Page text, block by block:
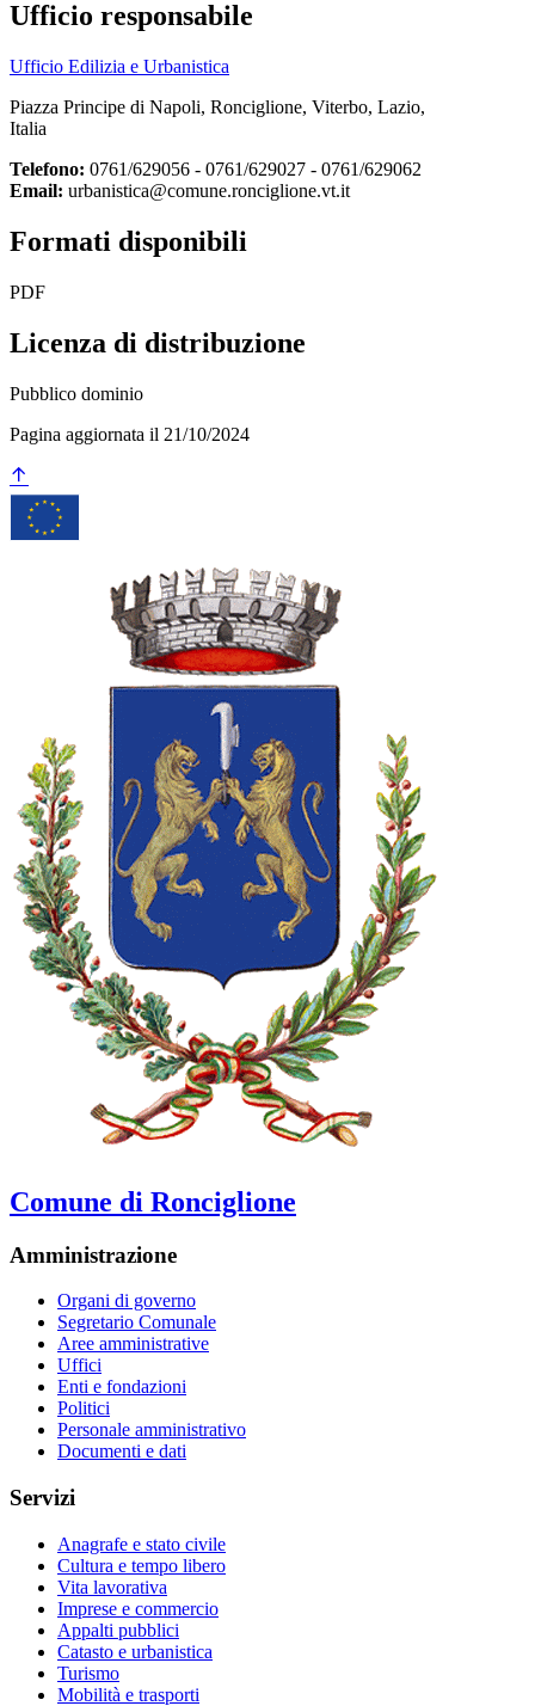
Ufficio responsabile
Ufficio Edilizia e Urbanistica
Piazza Principe di Napoli, Ronciglione, Viterbo, Lazio,
Italia
Telefono: 0761/629056 - 0761/629027 - 0761/629062
Email: urbanistica@comune.ronciglione.vt.it
Formati disponibili
PDF
Licenza di distribuzione
Pubblico dominio
Pagina aggiornata il 21/10/2024
Comune di Ronciglione
Amministrazione
Organi di governo
Segretario Comunale
Aree amministrative
Uffici
Enti e fondazioni
Politici
Personale amministrativo
Documenti e dati
Servizi
Anagrafe e stato civile
Cultura e tempo libero
Vita lavorativa
Imprese e commercio
Appalti pubblici
Catasto e urbanistica
Turismo
Mobilità e trasporti